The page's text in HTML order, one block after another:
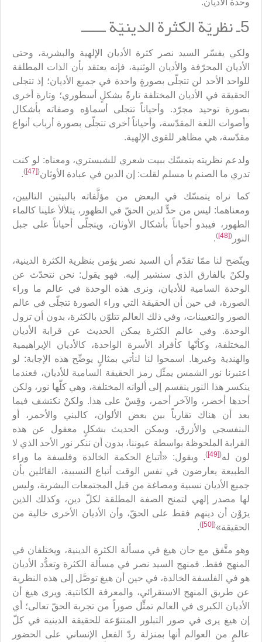
5ـ نظريّة الكثرة الدينيّة ــــــ
ولكي يفسّر السيد نصر كثرة الأديان الإلهية والبشرية، وحتى
الأديان المحرّفة والأديان الوثنية، فإنه يعتقد بأن الذات المطلقة
للواحد الأحد لن تتجلّى بصورةٍ واحدة في جميع الأديان؛ إذ تتجلى
الحقيقة في الأديان المختلفة تارةً بشكلٍ أسطوري؛ وتارة أخرى
بصورة توحيد مجرّد. وأحياناً تتجلى أسماؤه وصفاته بأشكال
وأصوات اللغة المقدّسة، وأحياناً أخرى تتجلّى بصورة أرباب أنواع
مقدّسة، هي مظاهر للقوى الإلهية.
ولدعم نظريته يتمسّك ببيت شعري للشبستري، ومعناه: لو كنت
تدري ما الصنم يا مسلم لقلت: إن الدين في عبادة الأوثان(
[47]
)
.
كما نراه يتمسّك في البعض من مؤلَّفاته بالبيتين التاليين،
ومعناهما: ليس من حدٍّ لدين الحقّ في الظهور، يتلألأ علينا كالماء
الطهور، فيبدو أحياناً بأشكال الأوثان، ويتجلّى أحياناً على جبل
النور (
[48]
)
.
ويتّضح لنا ممّا تقدّم أن السيد نصر يؤمن بنظرية الكثرة الدينية،
ولكنْ بالفارق الذي سنشير إليه. فهو يقول: نحن نتحدّث عن
الوحدة السامية للأديان، ونرى هذه الوحدة في عالم ما وراء
الصورة، في حين أن الحقيقة التي وراء الصورة تتجلّى في عالم
الصور والتعيينات، وفي ذلك العالم تتلوّن بالكثرة، بدون أن تزول
الوحدة. وفي عالم الكثرة يمكن الحديث عن قرابة الأديان
المختلفة، وكأنّها كأفراد الأسرة الواحدة، كالأديان الإبراهيمية
والهندية وغيرها. اسمحوا لنا لنأتي بمثالٍ يوضِّح هذه الإجابة: لو
اعتبرنا نور الشمس يمثّل رمز الحقيقة السامية للأديان، فعندما
ينكسر هذا النور ينقسم إلى ألوانه المختلفة، وهي كلّها نور، ولكن
أحدها أخضر، والآخر أحمر، وقِسْ على هذا. ولكنْ نكتشف فيما
بعد أن هناك تقارباً بين بعض الألوان، كالبني والأحمر، أو
البنفسجي والأزرق، ويمكن الحديث بشكلٍ معقول عن هذه
القرابة الملحوظة بواسطة عيوننا، بدون أن ننكر نور الأحد الذي لا
لون له(
[49]
). ويقول: «أتباع الحكمة الخالدة وفلسفة ما وراء
الطبيعة يعارضون في نفس الوقت أتباع النسبية، القائلين بأن
جميع الأديان نسبية ومصاغة من قبل المجتمعات البشرية، وليس
لها مصدر إلهي لتمنح الصفة المطلقة لكلّ دين، وكذلك الذين
يرَوْن أن دينهم فقط على الحقّ، وأن الأديان الأخرى خالية من
الحقيقة»(
[50]
)
.
وهو متَّفق مع جان هيغ في مسألة الكثرة الدينية، ويختلفان في
المنهج فقط. فمنهج السيد نصر في مسألة الكثرة وتعدُّد الأديان
هو في الفلسفة الخالدة، في حين أن هيغ توصَّل إلى هذه النظرية
عن طريق المنهج الاستقرائي، والمعرفة الكانتية. ويرى هيغ أن
الأديان الكبرى في العالم تمثِّل صوراً من تجربة الحقّ تعالى؛ أي
إن هيغ يرى في صور التبلور المتنوّعة للحقيقة الدينية في كلّ
عالمٍ من العوالم أنها بمنزلة ردّ الفعل الإنساني على الحضور